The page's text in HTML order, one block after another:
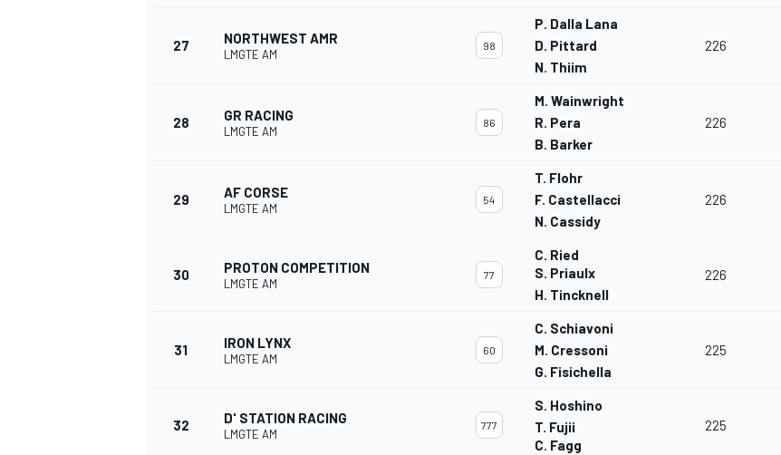
27 NORTHWEST AMR
LMGTE AM
98
P. Dalla Lana
D. Pittard
N. Thiim
226
28 GR RACING
LMGTE AM
86
M. Wainwright
R. Pera
B. Barker
226
29 AF CORSE
LMGTE AM
54
T. Flohr
F. Castellacci
N. Cassidy
226
30 PROTON COMPETITION
LMGTE AM
77
C. Ried
S. Priaulx
H. Tincknell
226
31 IRON LYNX
LMGTE AM
60
C. Schiavoni
M. Cressoni
G. Fisichella
225
32 D' STATION RACING
LMGTE AM
777
S. Hoshino
T. Fujii
C. Fagg
225